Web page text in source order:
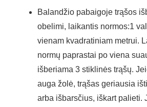
Вalandžio pabaigoje trąšos
obelimi, laikantis normos:1
vienam kvadratiniam metrui.
normų paprastai po viena
išberiama 3 stiklinės trąšų.
auga žolė, trąšas geriausia
arba išbarsčius, iškart palieti.